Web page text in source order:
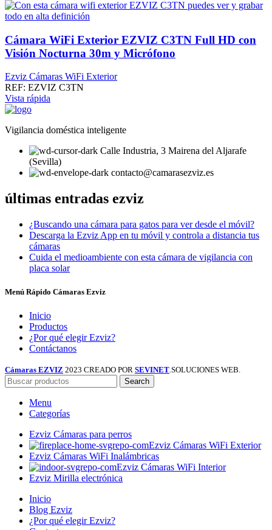
Cámara WiFi Exterior EZVIZ C3TN Full HD con
Visión Nocturna 30m y Micrófono
Ezviz Cámaras WiFi Exterior
REF: EZVIZ C3TN
Vista rápida
Vigilancia doméstica inteligente
Calle Industria, 3 Mairena del Aljarafe
(Sevilla)
contacto@camarasezviz.es
últimas entradas ezviz
¿Buscando una cámara para gatos para ver desde el móvil?
Descarga la Ezviz App en tu móvil y controla a distancia tus
cámaras
Cuida el medioambiente con esta cámara de vigilancia con
placa solar
Menú Rápido Cámaras Ezviz
Inicio
Productos
¿Por qué elegir Ezviz?
Contáctanos
Cámaras EZVIZ 2023 CREADO POR SEVINET.SOLUCIONES WEB.
Search
Menu
Categorías
Ezviz Cámaras para perros
Ezviz Cámaras WiFi Exterior
Ezviz Cámaras WiFi Inalámbricas
Ezviz Cámaras WiFi Interior
Ezviz Mirilla electrónica
Inicio
Blog Ezviz
¿Por qué elegir Ezviz?